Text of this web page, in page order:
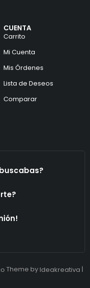
CUENTA
Carrito
Mi Cuenta
Mis Órdenes
Lista de Deseos
Comparar
Theme by Ideakreativa |